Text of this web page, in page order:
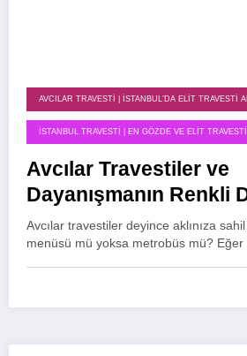
AVCILAR TRAVESTI | İSTANBUL’DA ELIT TRAVESTI
İSTANBUL TRAVESTI | EN GÖZDE VE ELIT
Avcılar Travestiler ve
Dayanışmanın Renkli
Avcılar travestiler deyince aklınıza
menüsü mü yoksa metrobüs mü? Eğer